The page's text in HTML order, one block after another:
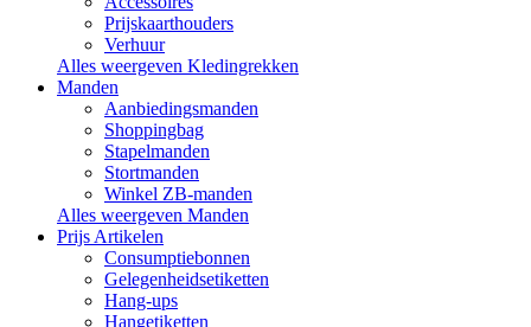
Prijskaarthouders
Verhuur
Alles weergeven Kledingrekken
Manden
Aanbiedingsmanden
Shoppingbag
Stapelmanden
Stortmanden
Winkel ZB-manden
Alles weergeven Manden
Prijs Artikelen
Consumptiebonnen
Gelegenheidsetiketten
Hang-ups
Hangetiketten